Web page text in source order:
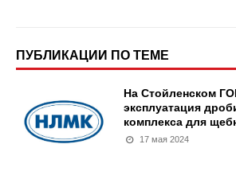
ПУБЛИКАЦИИ ПО ТЕМЕ
На Стойленском
эксплуатация
комплекса для
17 мая 2024